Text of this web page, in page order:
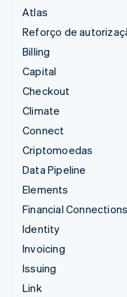
Atlas
Reforço de
Billing
Capital
Checkout
Climate
Connect
Criptomoedas
Data Pipeline
Elements
Financial Connections
Identity
Invoicing
Issuing
Link